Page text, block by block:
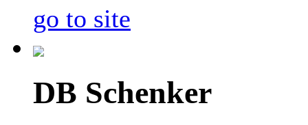
go to site
DB Schenker